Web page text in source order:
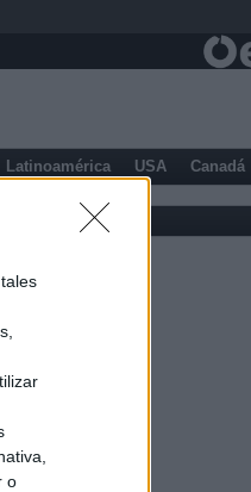
o
Latinoamérica USA Canadá